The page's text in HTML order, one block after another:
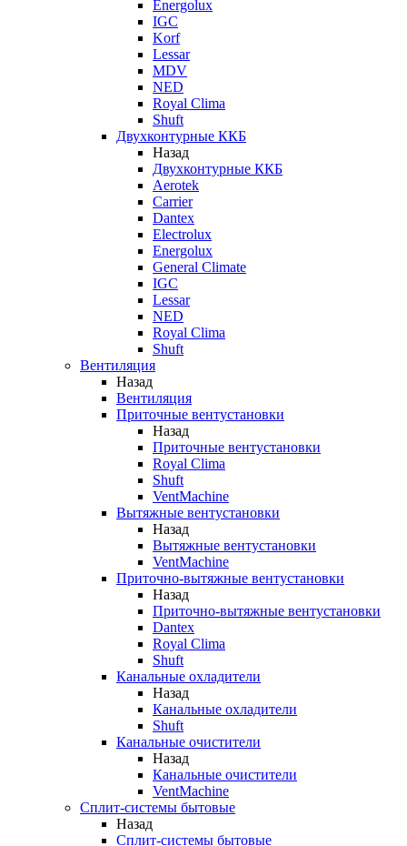
Energolux
IGC
Korf
Lessar
MDV
NED
Royal Clima
Shuft
Двухконтурные ККБ
Назад
Двухконтурные ККБ
Aerotek
Carrier
Dantex
Electrolux
Energolux
General Climate
IGC
Lessar
NED
Royal Clima
Shuft
Вентиляция
Назад
Вентиляция
Приточные вентустановки
Назад
Приточные вентустановки
Royal Clima
Shuft
VentMachine
Вытяжные вентустановки
Назад
Вытяжные вентустановки
VentMachine
Приточно-вытяжные вентустановки
Назад
Приточно-вытяжные вентустановки
Dantex
Royal Clima
Shuft
Канальные охладители
Назад
Канальные охладители
Shuft
Канальные очистители
Назад
Канальные очистители
VentMachine
Сплит-системы бытовые
Назад
Сплит-системы бытовые